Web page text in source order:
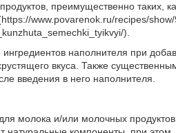
преимущественно таких,
www.povarenok.ru/recipes/
).
наполнителя при
вкуса. Также
введения в него наполнителя.
молока и/или молочных